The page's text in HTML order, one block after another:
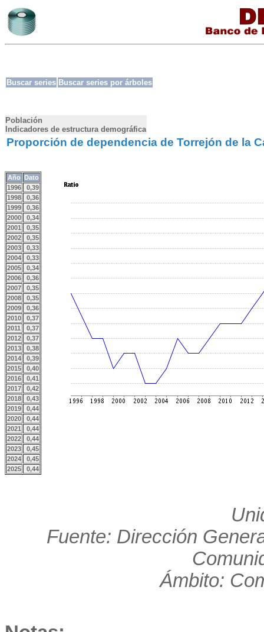
Buscar series Buscar series por árboles
Población
Indicadores de estructura demográfica
Proporción de dependencia de Torrejón de la
Año Dato
1996
0,39
1998
0,36
1999
0,36
2000
0,34
2001
0,35
2002
0,35
2003
0,33
2004
0,33
2005
0,34
2006
0,36
2007
0,35
2008
0,35
2009
0,36
2010
0,37
2011
0,37
2012
0,37
2013
0,38
2014
0,39
2015
0,40
2016
0,41
2017
0,42
2018
0,43
2019
0,44
2020
0,44
2021
0,44
2022
0,44
2023
0,45
2024
0,45
2025
0,44
Fuente: Dirección
Ámbito: